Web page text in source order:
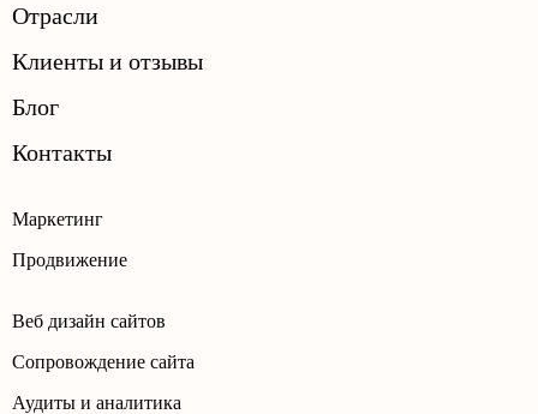
Маркетинг
Продвижение
Веб дизайн сайтов
Сопровождение сайта
Аудиты и аналитика
Отрасли
Клиенты и отзывы
Блог
Контакты